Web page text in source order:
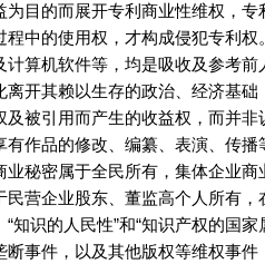
为目的而展开专利商业性维权，
程中的使用权，才构成侵犯专利
计算机软件等，均是吸收及参考
离开其赖以生存的政治、经济基
及被引用而产生的收益权，而并
有作品的修改、编纂、表演、传
业秘密属于全民所有，集体企业
民营企业股东、董监高个人所有
知识的人民性”和“知识产权的国
事件，以及其他版权等维权事